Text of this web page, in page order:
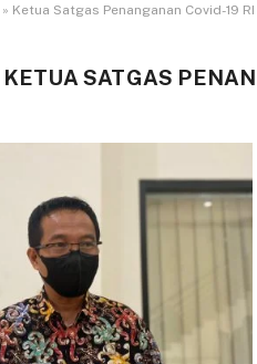
» Ketua Satgas Penanganan Covid-19
KETUA SATGAS